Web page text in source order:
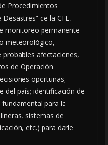
Procedimientos
de la CFE,
monitoreo permanente
meteorológico,
probables afectaciones,
de Operación
oportunas,
del país; identificación de
para la
sistemas de
etc.) para darle